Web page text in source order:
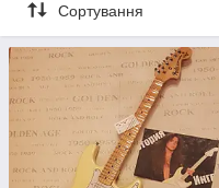
Сортування